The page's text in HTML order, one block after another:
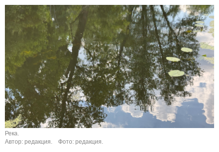
Река.
Автор: редакция.
Фото: редакция.